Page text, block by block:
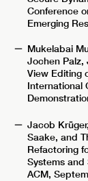
Conference
Emerging
Mukelabai
Jochen Palz,
View Editing
International
Jacob
Saake, and
Refactoring
Systems and
ACM,